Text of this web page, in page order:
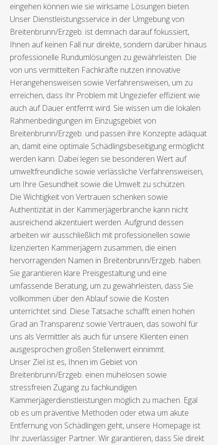
eingehen können wie sie wirksame Lösungen bieten.
Unser Dienstleistungsservice in der Umgebung von
Breitenbrunn/Erzgeb. ist demnach darauf fokussiert,
Ihnen auf keinen Fall nur direkte, sondern darüber hinaus
professionelle Rundumlösungen zu gewährleisten. Die
von uns vermittelten Fachkräfte nutzen innovative
Herangehensweisen sowie Verfahrensweisen, um zu
erreichen, dass Ihr Problem mit Ungeziefer effizient wie
auch auf Dauer entfernt wird. Sie wissen um die lokalen
Rahmenbedingungen im Einzugsgebiet von
Breitenbrunn/Erzgeb. und passen ihre Konzepte adäquat
an, damit eine optimale Schädlingsbeseitigung ermöglicht
werden kann. Dabei legen sie besonderen Wert auf
umweltfreundliche sowie verlässliche Verfahrensweisen,
um Ihre Gesundheit sowie die Umwelt zu schützen.
Die Wichtigkeit von Vertrauen schenken sowie
Authentizität in der Kammerjägerbranche kann nicht
ausreichend akzentuiert werden. Aufgrund dessen
arbeiten wir ausschließlich mit professionellen sowie
lizenzierten Kammerjägern zusammen, die einen
hervorragenden Namen in Breitenbrunn/Erzgeb. haben.
Sie garantieren klare Preisgestaltung und eine
umfassende Beratung, um zu gewährleisten, dass Sie
vollkommen über den Ablauf sowie die Kosten
unterrichtet sind. Diese Tatsache schafft einen hohen
Grad an Transparenz sowie Vertrauen, das sowohl für
uns als Vermittler als auch für unsere Klienten einen
ausgesprochen großen Stellenwert einnimmt.
Unser Ziel ist es, Ihnen im Gebiet von
Breitenbrunn/Erzgeb. einen mühelosen sowie
stressfreien Zugang zu fachkundigen
Kammerjägerdienstleistungen möglich zu machen. Egal
ob es um präventive Methoden oder etwa um akute
Entfernung von Schädlingen geht, unsere Homepage ist
Ihr zuverlässiger Partner. Wir garantieren, dass Sie direkt